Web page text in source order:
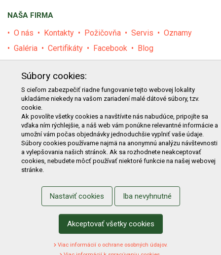
NAŠA FIRMA
O nás Kontakty Požičovňa Servis
Oznamy
Galéria
Certifikáty Facebook Blog
E-shop Akcie Darčekové poukážky
Katalógy
Zľavy
Novinky Predávané značky
Bazár
Výzvy pre obce a firmy
NAKUPOVANIE
Obchodné podmienky
Cenník prepravy
Reklamačný poriadok
Odstúpenie od kúpy
Protokol na odstúpenie od kúpy
Alternatívne riešenie sporu
Ochrana osobných údajov
Používanie cookies
Nákup na splátky
Súbory cookies:
S cieľom zabezpečiť riadne fungovanie tejto webovej lokality
ukladáme niekedy na vašom zariadení malé dátové súbory, tzv.
cookie.
Ak povolíte všetky cookies a navštívite nás nabudúce, pripojíte sa
vďaka ním rýchlejšie, a náš web vám ponúkne relevantné informácie a
umožní vám počas objednávky jednoduchšie vyplniť vaše údaje.
Súbory cookies používame najmä na anonymnú analýzu návštevnosti
a vylepšovania našich stránok. Ak sa rozhodnete neakceptovať
cookies, nebudete môcť používať niektoré funkcie na našej webovej
stránke.
Nastaviť cookies Iba nevyhnutné
Akceptovať všetky cookies
Viac informácií o ochrane osobných údajov.